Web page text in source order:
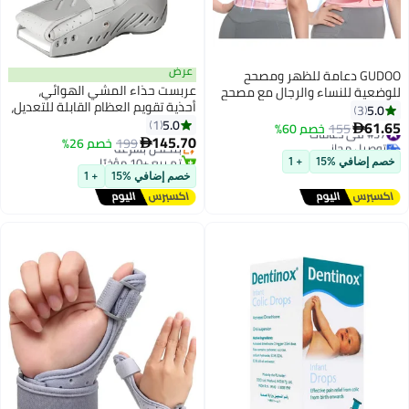
GUDOO دعامة للظهر ومصحح
للوضعية للنساء والرجال مع مصحح
للظهر لتصحيح الجنف والظهر
المستدير وتخفيف آلام الظهر ودعم
تصحيح العمود الفقري قابل للتعديل
لتدريب الوضعية الوردية
5.0
3
61.65
155 خصم 60% #37 في دعامات
توصيل مجاني
#37 في دعامات
خصم إضافي %15 + 1
عرض
عربست حذاء المشي الهوائي،
أحذية تقويم العظام القابلة للتعديل،
دعامة طبية للمشي، مناسبة
للتعافي من التواء الكاحل والكسور
(يسار)
5.0
1
145.70
199 خصم 26%
#25 في الدعامات
توصيل مجاني
بتخلّص بسرعة
تم بيع +10 مؤخرًا
#25 في الدعامات
خصم إضافي %15 + 1